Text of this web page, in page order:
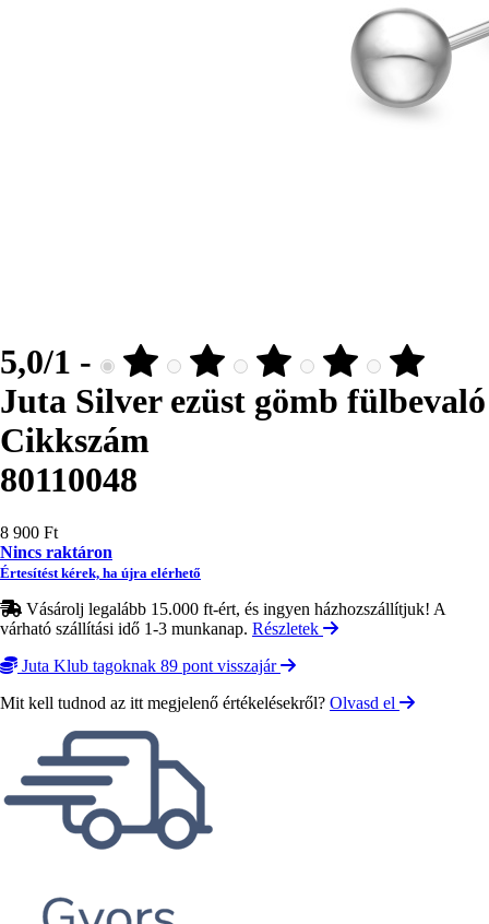
5,0/1 -
Juta Silver ezüst gömb fülbevaló
Cikkszám
80110048
8 900 Ft
Nincs raktáron
Értesítést kérek, ha újra elérhető
Vásárolj legalább 15.000 ft-ért, és ingyen házhozszállítjuk! A
várható szállítási idő 1-3 munkanap. Részletek
Juta Klub tagoknak 89 pont visszajár
Mit kell tudnod az itt megjelenő értékelésekről? Olvasd el